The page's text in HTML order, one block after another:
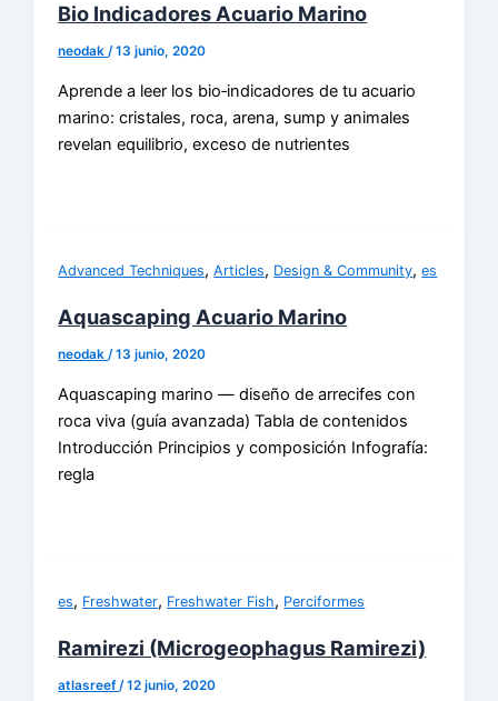
Bio Indicadores Acuario Marino
neodak/13 junio, 2020
Aprende a leer los bio‑indicadores de tu acuario
marino: cristales, roca, arena, sump y animales
revelan equilibrio, exceso de nutrientes
Advanced Techniques,Articles, Design & Community,es
Aquascaping Acuario Marino
neodak/13 junio, 2020
Aquascaping marino — diseño de arrecifes con
roca viva (guía avanzada) Tabla de contenidos
Introducción Principios y composición Infografía:
regla
es, Freshwater, Freshwater Fish, Perciformes
Ramirezi (Microgeophagus Ramirezi)
atlasreef /12 junio, 2020